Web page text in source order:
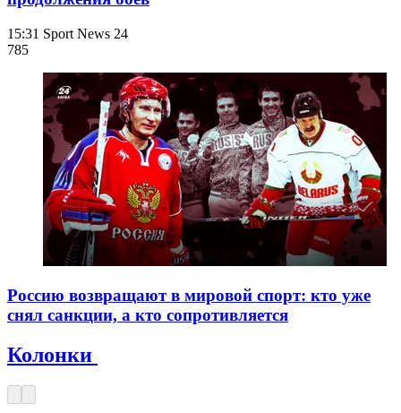
15:31 Sport News 24
785
Россию возвращают в мировой спорт: кто уже
снял санкции, а кто сопротивляется
Колонки